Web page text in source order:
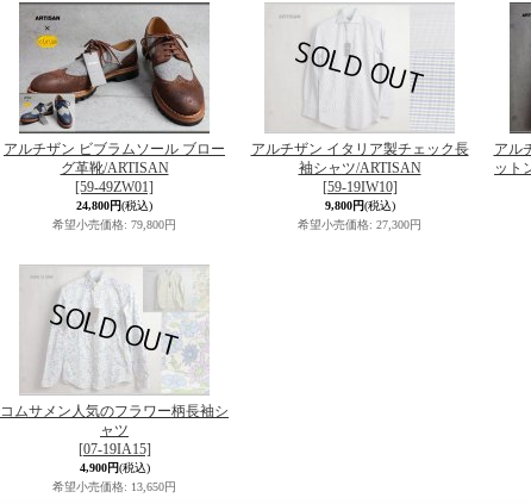
アルチザン ビブラムソール ブロー
グ革靴/ARTISAN
[59-49ZW01]
24,800円(税込)
希望小売価格: 79,800円
アルチザン イタリア製チェック長
袖シャツ/ARTISAN
[59-19IW10]
9,800円(税込)
希望小売価格: 27,300円
アル
ット
コムサメン人気のフラワー柄長袖シ
ャツ
[07-19IA15]
4,900円(税込)
希望小売価格: 13,650円